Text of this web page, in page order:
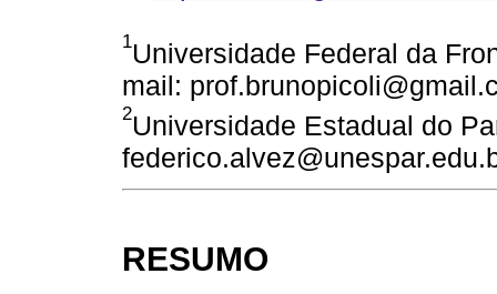
1Universidade Federal da
mail:
2Universidade Estadual do
RESUMO